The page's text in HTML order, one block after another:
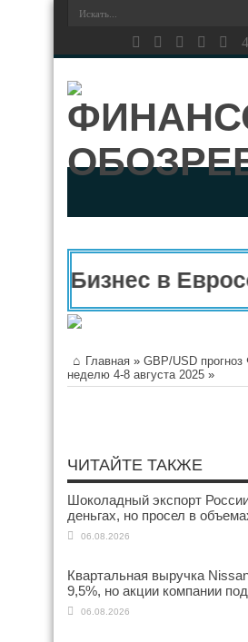
Бизнес в
Главная » GBP/USD
неделю 4-8 августа 2025 »
ЧИТАЙТЕ ТАКЖЕ
Шоколадный экспорт
деньгах, но просел в
06.08.2026
Квартальная выручка
9,5%, но акции компании
06.08.2026